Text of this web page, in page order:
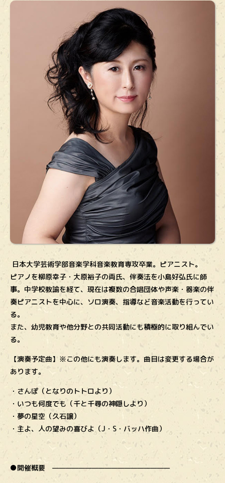
日本大学芸術学部音楽学科音楽教育専攻卒業。ピアニスト。
ピアノを柳原幸子・大原裕子の両氏、伴奏法を小島好弘氏に師
事。中学校教諭を経て、現在は複数の合唱団体や声楽・器楽の伴
奏ピアニストを中心に、ソロ演奏、指導など音楽活動を行ってい
る。
また、幼児教育や他分野との共同活動にも積極的に取り組んでい
る。
【演奏予定曲】※この他にも演奏します。曲目は変更する場合が
あります。
・さんぽ（となりのトトロより）
・いつも何度でも（千と千尋の神隠しより）
・夢の星空（久石譲）
・主よ、人の望みの喜びよ（J・S・バッハ作曲）
●開催概要 ——————————————————